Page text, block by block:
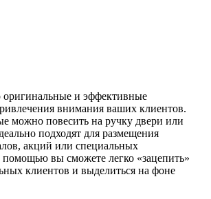
и эффективные
внимания ваших клиентов.
можно повесить на ручку двери или
подходят для размещения
акций или специальных
вы сможете легко «зацепить»
клиентов и выделиться на фоне